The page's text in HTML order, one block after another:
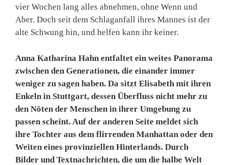
vier Wochen lang alles abnehmen, ohne Wenn und
Aber. Doch seit dem Schlaganfall ihres Mannes ist der
alte Schwung hin, und helfen kann ihr keiner.
Anna Katharina Hahn entfaltet ein weites Panorama
zwischen den Generationen, die einander immer
weniger zu sagen haben. Da sitzt Elisabeth mit ihren
Enkeln in Stuttgart, dessen Überfluss nicht mehr zu
den Nöten der Menschen in ihrer Umgebung zu
passen scheint. Auf der anderen Seite meldet sich
ihre Tochter aus dem flirrenden Manhattan oder den
Weiten eines provinziellen Hinterlands. Durch
Bilder und Textnachrichten, die um die halbe Welt